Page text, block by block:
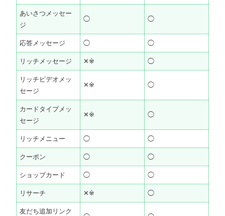
あいさつメッセー
ジ
◯ ◯
応答メッセージ ◯ ◯
リッチメッセージ ✕※ ◯
リッチビデオメッ
セージ
✕※ ◯
カードタイプメッ
セージ
✕※ ◯
リッチメニュー ◯ ◯
クーポン ◯ ◯
ショップカード ◯ ◯
リサーチ ✕※ ◯
友だち追加リンク